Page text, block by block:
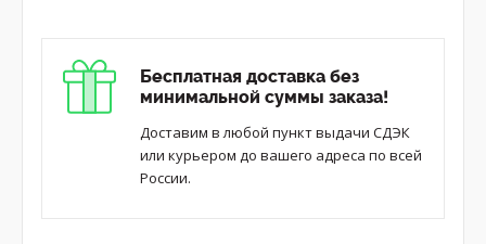
Бесплатная доставка без
минимальной суммы заказа!
Доставим в любой пункт выдачи СДЭК
или курьером до вашего адреса по всей
России.